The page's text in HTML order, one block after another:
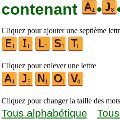
contenant
•
Cliquez pour ajouter une septième
Cliquez pour enlever une lettre
Cliquez pour changer la taille des mots
Tous alphabétique